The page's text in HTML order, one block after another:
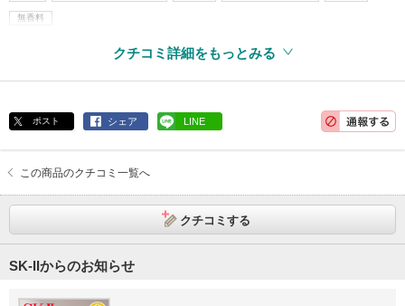
無香料
クチコミ詳細をもっとみる
ポスト シェア LINE
この商品のクチコミ一覧へ
クチコミする
SK-IIからのお知らせ